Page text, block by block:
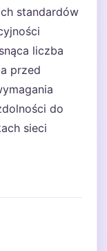
standardów
liczba
przed
do
sieci